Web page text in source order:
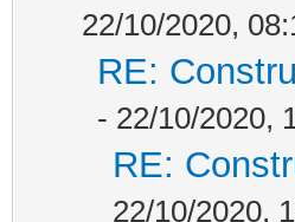
22/10/2020,
RE:
- 22/10/2020,
RE:
22/10/2020,